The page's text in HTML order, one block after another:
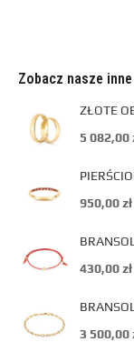
Zobacz nasze
ZŁOTE
5 082,00
950,00zł
430,00zł
3 500,00